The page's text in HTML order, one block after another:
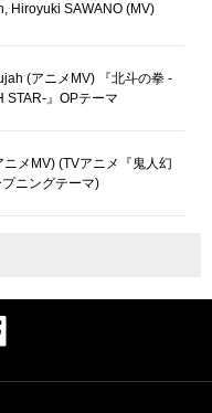
Hiroyuki SAWANO (MV)
(アニメMV) 『北斗の拳 -
STAR-』OPテーマ
メMV) (TVアニメ『鬼人幻
ニングテーマ)